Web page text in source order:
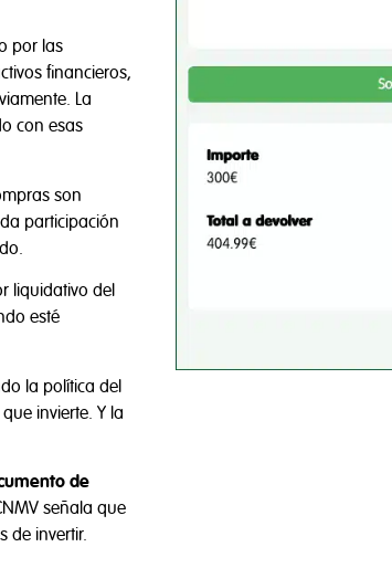
por las
financieros,
La
con esas
son
participación
liquidativo del
esté
la política del
invierte. Y la
de
señala que
de invertir.